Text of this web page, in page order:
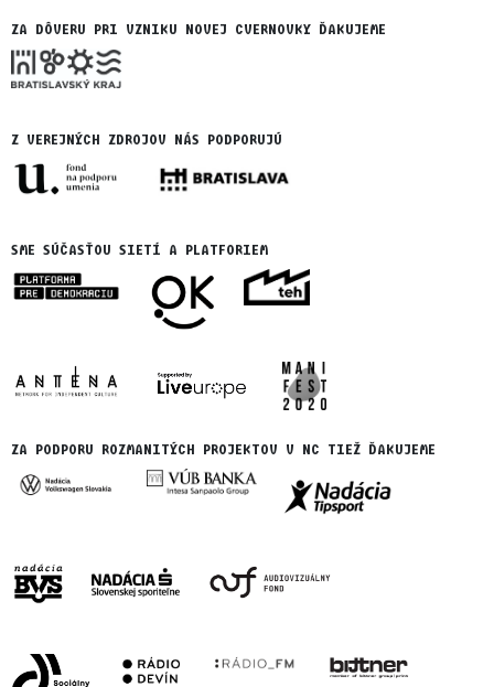
ZA DÔVERU PRI VZNIKU NOVEJ CVERNOVKY ĎAKUJEME
Z VEREJNÝCH ZDROJOV NÁS PODPORUJÚ
SME SÚČASŤOU SIETÍ A PLATFORIEM
ZA PODPORU ROZMANITÝCH PROJEKTOV V NC TIEŽ ĎAKUJEME